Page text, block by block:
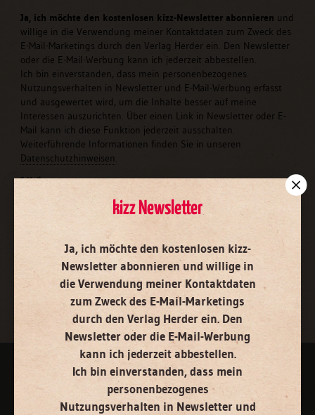
Ja, ich möchte den kostenlosen kizz-Newsletter abonnieren und
willige in die Verwendung meiner Kontaktdaten zum Zweck des
E-Mail-Marketings durch den Verlag Herder ein. Den Newsletter
oder die E-Mail-Werbung kann ich jederzeit abbestellen.
Ich bin einverstanden, dass mein personenbezogenes
Nutzungsverhalten in Newsletter und E-Mail-Werbung erfasst
und ausgewertet wird, um die Inhalte besser auf meine
Interessen auszurichten. Über einen Link in Newsletter oder E-
Mail kann ich diese Funktion jederzeit ausschalten.
Weiterführende Informationen finden Sie in unseren
Datenschutzhinweisen.
E-Mail
Jetzt anmelden
AGB und Widerrufsbelehrung Datenschutz Barrierefreiheit
Impressum
kizz Newsletter
Ja, ich möchte den kostenlosen kizz-
Newsletter abonnieren und willige in
die Verwendung meiner Kontaktdaten
zum Zweck des E-Mail-Marketings
durch den Verlag Herder ein. Den
Newsletter oder die E-Mail-Werbung
kann ich jederzeit abbestellen.
Ich bin einverstanden, dass mein
personenbezogenes
Nutzungsverhalten in Newsletter und